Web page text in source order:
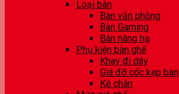
Loại bàn
Bàn văn phòng
Bàn Gaming
Bàn nâng hạ
Phụ kiện bàn ghế
Khay đi dây
Giá đỡ cốc kẹp bàn
Kê chân